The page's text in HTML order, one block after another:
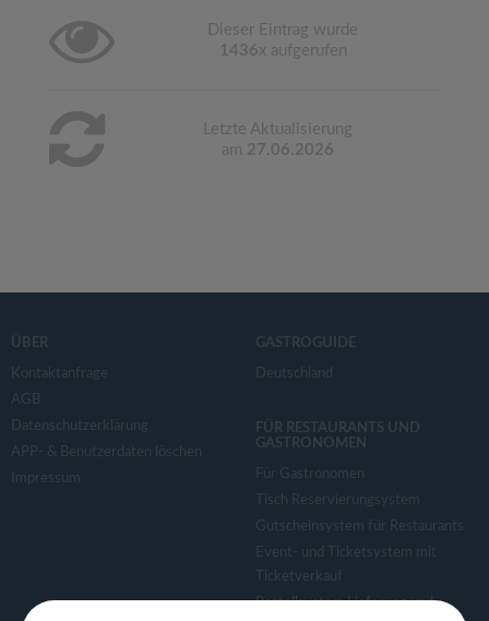
Dieser Eintrag wurde
1436x aufgerufen
Letzte Aktualisierung
am 27.06.2026
ÜBER
Kontaktanfrage
AGB
Datenschutzerklärung
APP- & Benutzerdaten löschen
Impressum
GASTROGUIDE
Deutschland
FÜR RESTAURANTS UND
GASTRONOMEN
Für Gastronomen
Tisch Reservierungsystem
Gutscheinsystem für Restaurants
Event- und Ticketsystem mit
Ticketverkauf
Bestellsystem Lieferung und